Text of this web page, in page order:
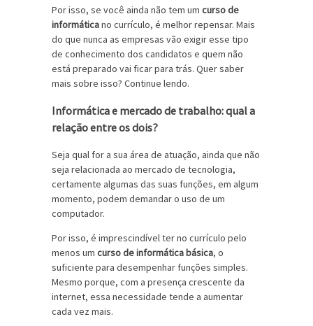
Por isso, se você ainda não tem um curso de
informáticano currículo, é melhor repensar. Mais
do que nunca as empresas vão exigir esse tipo
de conhecimento dos candidatos e quem não
está preparado vai ficar para trás. Quer saber
mais sobre isso? Continue lendo.
Informática e mercado de trabalho: qual a
relação entre os dois?
Seja qual for a sua área de atuação, ainda que não
seja relacionada ao mercado de tecnologia,
certamente algumas das suas funções, em algum
momento, podem demandar o uso de um
computador.
Por isso, é imprescindível ter no currículo pelo
menos um curso de informática básica, o
suficiente para desempenhar funções simples.
Mesmo porque, com a presença crescente da
internet, essa necessidade tende a aumentar
cada vez mais.